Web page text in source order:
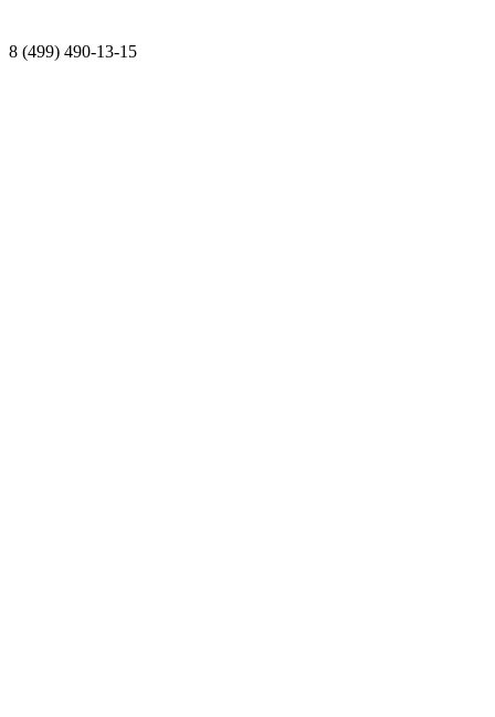
8 (499) 490-13-15